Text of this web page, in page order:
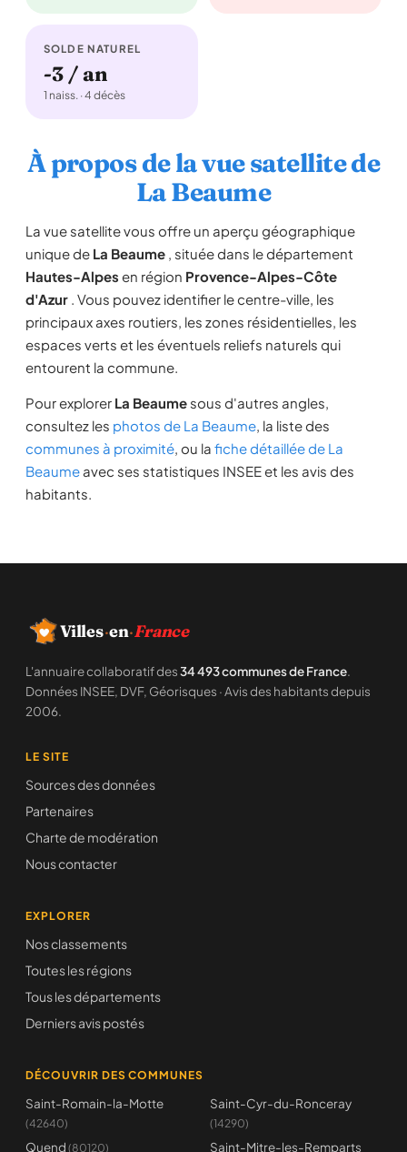
SOLDE NATUREL
-3 / an
1 naiss. · 4 décès
À propos de la vue satellite de
La Beaume
La vue satellite vous offre un aperçu géographique
unique de La Beaume , située dans le département
Hautes-Alpes en région Provence-Alpes-Côte
d'Azur . Vous pouvez identifier le centre-ville, les
principaux axes routiers, les zones résidentielles, les
espaces verts et les éventuels reliefs naturels qui
entourent la commune.
Pour explorer La Beaume sous d'autres angles,
consultez les photos de La Beaume, la liste des
communes à proximité, ou la fiche détaillée de La
Beaume avec ses statistiques INSEE et les avis des
habitants.
Villes·en·France
L'annuaire collaboratif des34 493 communes de France.
Données INSEE, DVF, Géorisques · Avis des habitants depuis
2006.
LE SITE
Sources des données
Partenaires
Charte de modération
Nous contacter
EXPLORER
Nos classements
Toutes les régions
Tous les départements
Derniers avis postés
DÉCOUVRIR DES COMMUNES
Saint-Romain-la-Motte
(42640)
Saint-Cyr-du-Ronceray
(14290)
Quend (80120) Saint-Mitre-les-Remparts